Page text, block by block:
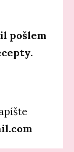
pošlem